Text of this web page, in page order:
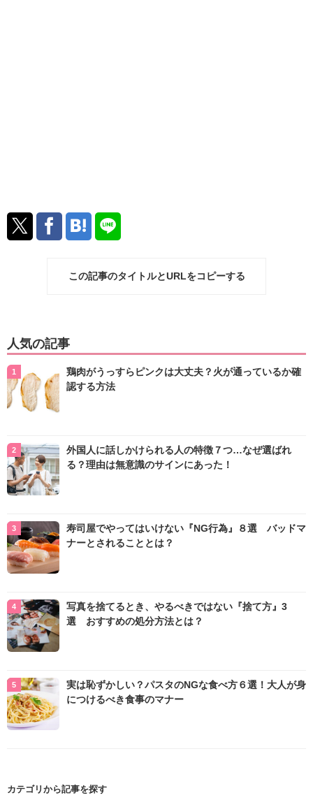
この記事のタイトルとURLをコピーする
人気の記事
鶏肉がうっすらピンクは大丈夫？火が通っているか確
認する方法
外国人に話しかけられる人の特徴７つ…なぜ選ばれ
る？理由は無意識のサインにあった！
寿司屋でやってはいけない『NG行為』８選 バッドマ
ナーとされることとは？
写真を捨てるとき、やるべきではない『捨て方』3
選 おすすめの処分方法とは？
実は恥ずかしい？パスタのNGな食べ方６選！大人が身
につけるべき食事のマナー
カテゴリから記事を探す